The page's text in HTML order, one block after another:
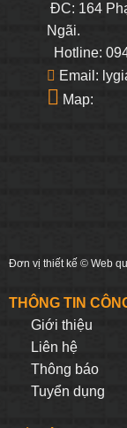
ĐC: 164
Ngãi.
Hotline:
Email:
Map:
Đơn vị thiết kế © Web
THÔNG TIN
Giới thiệu
Liên hệ
Thông báo
Tuyển dụng